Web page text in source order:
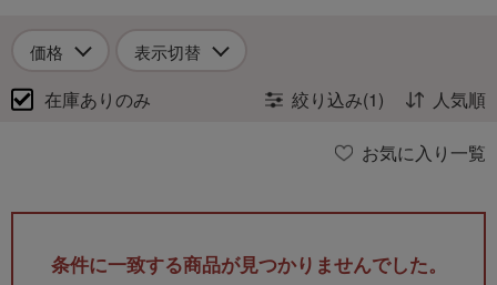
価格 表示切替
在庫ありのみ 絞り込み(1) 人気順
お気に入り一覧
条件に一致する商品が見つかりませんでした。